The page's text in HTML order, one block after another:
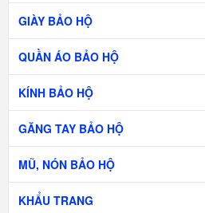
GIÀY BẢO HỘ
QUẦN ÁO BẢO HỘ
KÍNH BẢO HỘ
GĂNG TAY BẢO HỘ
MŨ, NÓN BẢO HỘ
KHẨU TRANG